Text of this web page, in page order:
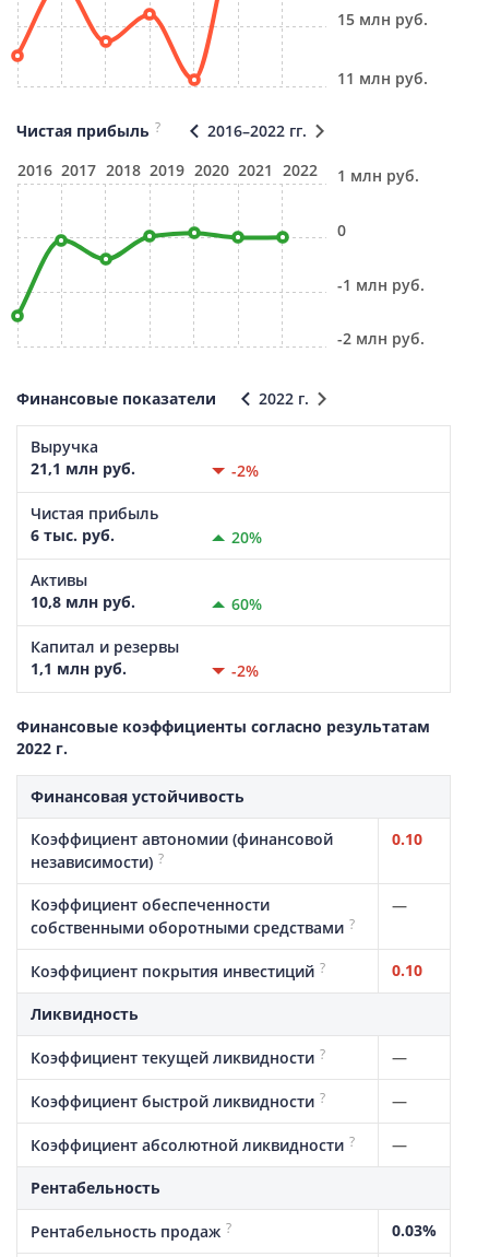
11 млн руб.
15 млн руб.
Чистая прибыль ?
2016–2022 гг.
2016 2017 2018 2019 2020 2021 2022
-2 млн руб.
-1 млн руб.
0
1 млн руб.
Финансовые показатели 2022 г.
Выручка
21,1 млн руб.
-2%
Чистая прибыль
6 тыс. руб.
20%
Активы
10,8 млн руб.
60%
Капитал и резервы
1,1 млн руб.
-2%
Финансовые коэффициенты согласно результатам
2022 г.
Финансовая устойчивость
Коэффициент автономии (финансовой
независимости) ?
0.10
Коэффициент обеспеченности
собственными оборотными средствами ?
—
Коэффициент покрытия инвестиций ? 0.10
Ликвидность
Коэффициент текущей ликвидности ? —
Коэффициент быстрой ликвидности ? —
Коэффициент абсолютной ликвидности ? —
Рентабельность
Рентабельность продаж ? 0.03%